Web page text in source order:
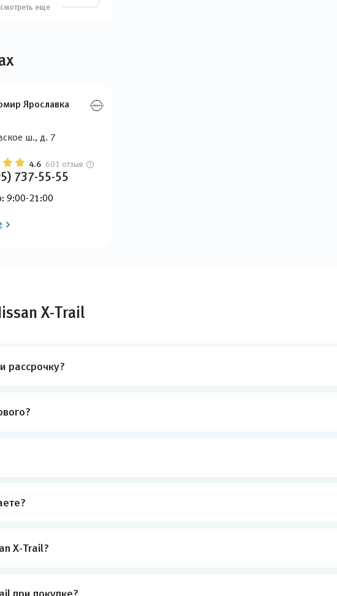
смотреть еще
Ярославка
ш., д. 7
4.6 601 отзыв
737-55-55
9:00-21:00
X-Trail
рассрочку?
X-Trail?
при покупке?